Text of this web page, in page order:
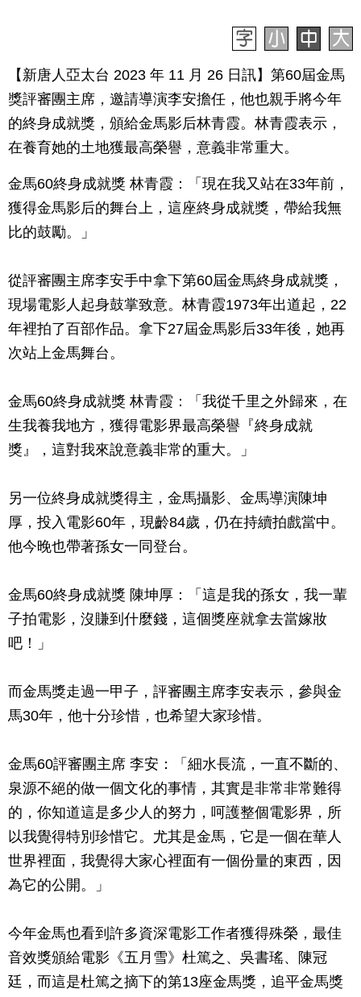
【新唐人亞太台 2023 年 11 月 26 日訊】第60屆金馬
獎評審團主席，邀請導演李安擔任，他也親手將今年
的終身成就獎，頒給金馬影后林青霞。林青霞表示，
在養育她的土地獲最高榮譽，意義非常重大。
金馬60終身成就獎 林青霞：「現在我又站在33年前，
獲得金馬影后的舞台上，這座終身成就獎，帶給我無
比的鼓勵。」
從評審團主席李安手中拿下第60屆金馬終身成就獎，
現場電影人起身鼓掌致意。林青霞1973年出道起，22
年裡拍了百部作品。拿下27屆金馬影后33年後，她再
次站上金馬舞台。
金馬60終身成就獎 林青霞：「我從千里之外歸來，在
生我養我地方，獲得電影界最高榮譽『終身成就
獎』，這對我來說意義非常的重大。」
另一位終身成就獎得主，金馬攝影、金馬導演陳坤
厚，投入電影60年，現齡84歲，仍在持續拍戲當中。
他今晚也帶著孫女一同登台。
金馬60終身成就獎 陳坤厚：「這是我的孫女，我一輩
子拍電影，沒賺到什麼錢，這個獎座就拿去當嫁妝
吧！」
而金馬獎走過一甲子，評審團主席李安表示，參與金
馬30年，他十分珍惜，也希望大家珍惜。
金馬60評審團主席 李安：「細水長流，一直不斷的、
泉源不絕的做一個文化的事情，其實是非常非常難得
的，你知道這是多少人的努力，呵護整個電影界，所
以我覺得特別珍惜它。尤其是金馬，它是一個在華人
世界裡面，我覺得大家心裡面有一個份量的東西，因
為它的公開。」
今年金馬也看到許多資深電影工作者獲得殊榮，最佳
音效獎頒給電影《五月雪》杜篤之、吳書瑤、陳冠
廷，而這是杜篤之摘下的第13座金馬獎，追平金馬獎